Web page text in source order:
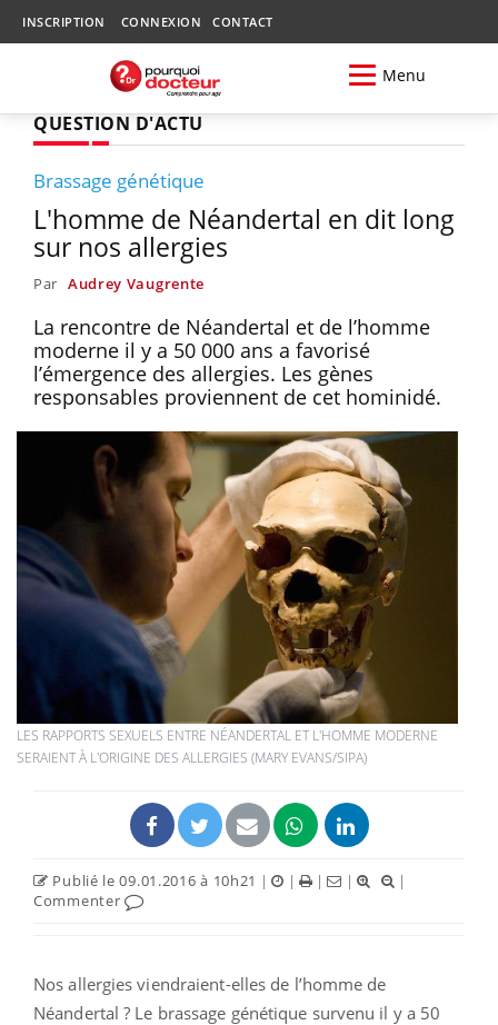
INSCRIPTION CONNEXION CONTACT
Menu
QUESTION D'ACTU
Brassage génétique
L'homme de Néandertal en dit long
sur nos allergies
Par Audrey Vaugrente
La rencontre de Néandertal et de l’homme
moderne il y a 50 000 ans a favorisé
l’émergence des allergies. Les gènes
responsables proviennent de cet hominidé.
LES RAPPORTS SEXUELS ENTRE NÉANDERTAL ET L'HOMME MODERNE
SERAIENT À L'ORIGINE DES ALLERGIES (MARY EVANS/SIPA)
Publié le 09.01.2016 à 10h21 | | | |
|
Commenter
Nos allergies viendraient-elles de l’homme de
Néandertal ? Le brassage génétique survenu il y a 50